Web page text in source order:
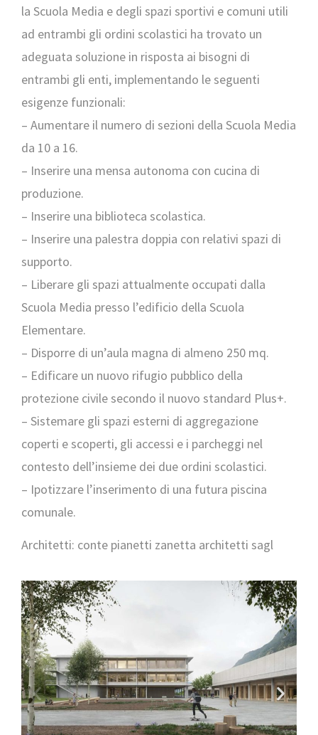
la Scuola Media e degli spazi sportivi e comuni utili
ad entrambi gli ordini scolastici ha trovato un
adeguata soluzione in risposta ai bisogni di
entrambi gli enti, implementando le seguenti
esigenze funzionali:
– Aumentare il numero di sezioni della Scuola Media
da 10 a 16.
– Inserire una mensa autonoma con cucina di
produzione.
– Inserire una biblioteca scolastica.
– Inserire una palestra doppia con relativi spazi di
supporto.
– Liberare gli spazi attualmente occupati dalla
Scuola Media presso l’edificio della Scuola
Elementare.
– Disporre di un’aula magna di almeno 250 mq.
– Edificare un nuovo rifugio pubblico della
protezione civile secondo il nuovo standard Plus+.
– Sistemare gli spazi esterni di aggregazione
coperti e scoperti, gli accessi e i parcheggi nel
contesto dell’insieme dei due ordini scolastici.
– Ipotizzare l’inserimento di una futura piscina
comunale.
Architetti: conte pianetti zanetta architetti sagl